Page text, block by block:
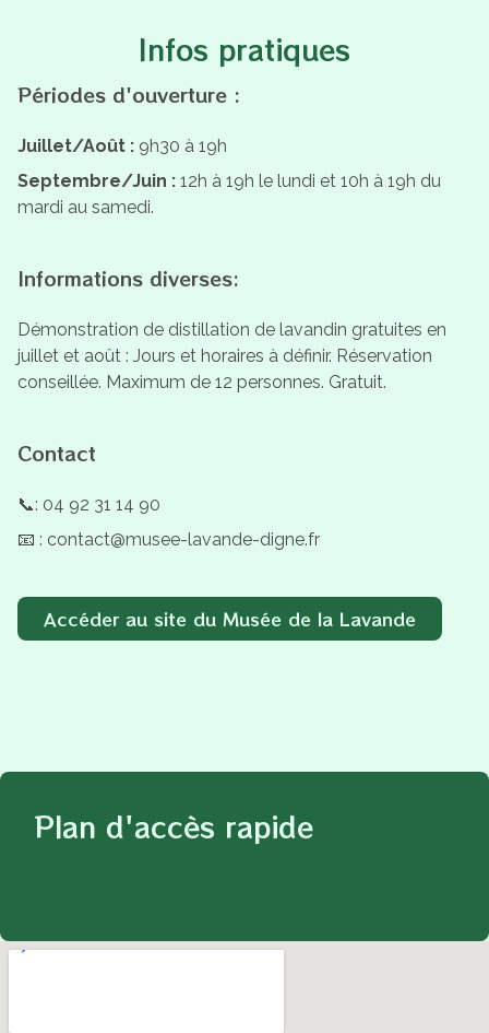
Infos pratiques
Périodes d'ouverture :
Juillet/Août : 9h30 à 19h
Septembre/Juin : 12h à 19h le lundi et 10h à 19h du
mardi au samedi.
Informations diverses:
Démonstration de distillation de lavandin gratuites en
juillet et août : Jours et horaires à définir. Réservation
conseillée. Maximum de 12 personnes. Gratuit.
Contact
📞: 04 92 31 14 90
📧 : contact@musee-lavande-digne.fr
Accéder au site du Musée de la Lavande
Plan d'accès rapide